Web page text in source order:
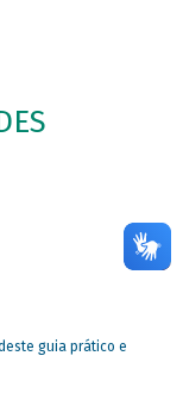
guia prático e